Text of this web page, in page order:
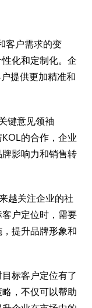
客户需求的变
化和定制化。企
提供更加精准和
键意见领袖
KOL的合作，企业
影响力和销售转
越关注企业的社
户定位时，需要
提升品牌形象和
标客户定位有了
，不仅可以帮助